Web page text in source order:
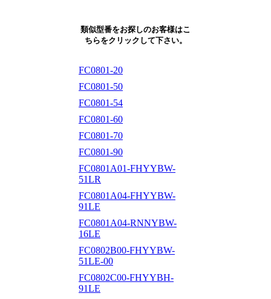
類似型番をお探しのお客様はこ
ちらをクリックして下さい。
FC0801-20
FC0801-50
FC0801-54
FC0801-60
FC0801-70
FC0801-90
FC0801A01-FHYYBW-
51LR
FC0801A04-FHYYBW-
91LE
FC0801A04-RNNYBW-
16LE
FC0802B00-FHYYBW-
51LE-00
FC0802C00-FHYYBH-
91LE